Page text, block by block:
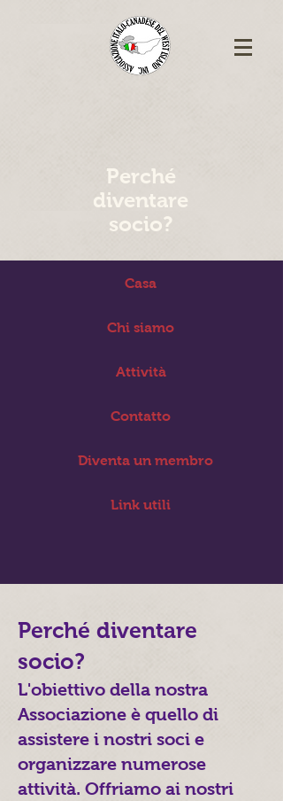
Perché
diventare
socio?
Casa
Chi siamo
Attività
Contatto
Diventa un membro
Link utili
Perché diventare
socio?
L'obiettivo della nostra
Associazione è quello di
assistere i nostri soci e
organizzare numerose
attività. Offriamo ai nostri